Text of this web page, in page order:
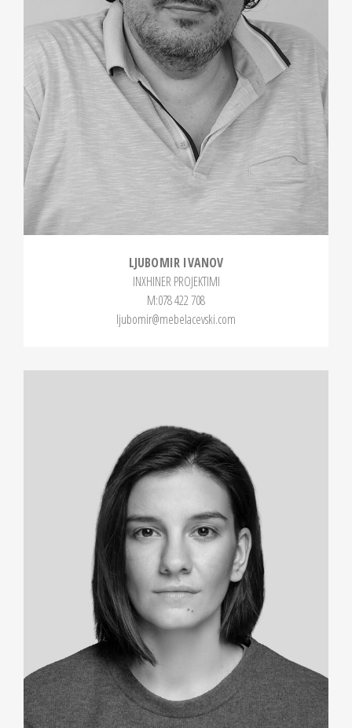
LJUBOMIR IVANOV
INXHINER PROJEKTIMI
М:078 422 708
ljubomir@mebelacevski.com